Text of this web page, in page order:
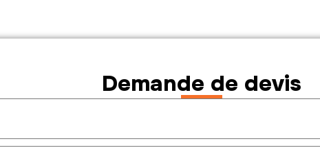
Demande de devis